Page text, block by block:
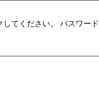
てください。 パスワー